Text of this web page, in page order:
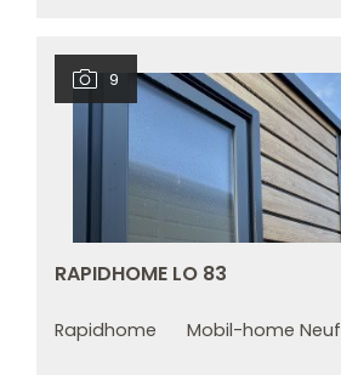
9
RAPIDHOME LO 83
Rapidhome Mobil-home Neuf